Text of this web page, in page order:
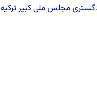
مجلس ملی کبیر ترکیه